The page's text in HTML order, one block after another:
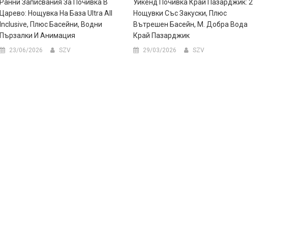
Ранни Записвания За Почивка В
Царево: Нощувка На База Ultra All
Inclusive, Плюс Басейни, Водни
Пързалки И Анимация
23/06/2026 SZV
Уикенд Почивка Край Пазарджик: 2
Нощувки Със Закуски, Плюс
Вътрешен Басейн, М. Добра Вода
Край Пазарджик
29/03/2026 SZV